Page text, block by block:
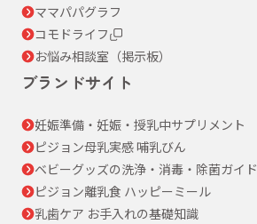
ママパパグラフ
コモドライフ
お悩み相談室（掲示板）
ブランドサイト
妊娠準備・妊娠・授乳中サプリメント
ピジョン母乳実感 哺乳びん
ベビーグッズの洗浄・消毒・除菌ガイド
ピジョン離乳食 ハッピーミール
乳歯ケア お手入れの基礎知識